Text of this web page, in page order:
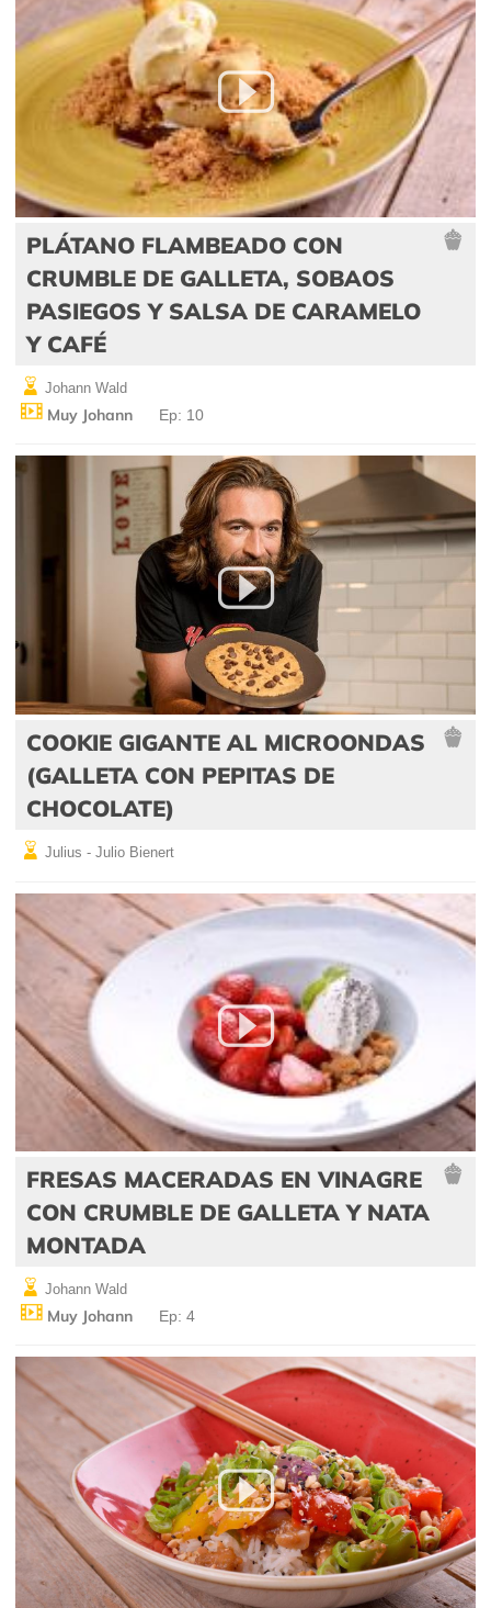
PLÁTANO FLAMBEADO CON
CRUMBLE DE GALLETA, SOBAOS
PASIEGOS Y SALSA DE CARAMELO
Y CAFÉ
Johann Wald
Muy Johann Ep: 10
COOKIE GIGANTE AL MICROONDAS
(GALLETA CON PEPITAS DE
CHOCOLATE)
Julius - Julio Bienert
FRESAS MACERADAS EN VINAGRE
CON CRUMBLE DE GALLETA Y NATA
MONTADA
Johann Wald
Muy Johann Ep: 4